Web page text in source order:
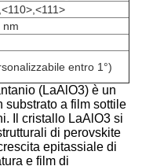
nm
entro 1°)
(LaAlO3) è un
substrato a film sottile
Il cristallo LaAlO3 si
di perovskite
epitassiale di
e film di